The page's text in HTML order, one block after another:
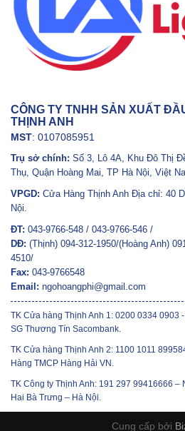
CÔNG TY TNHH SẢN XUẤT
THỊNH ANH
MST: 0107085951
Trụ sở chính: Số 3, Lô 4A, Khu Đô Thị
Thụ, Quận Hoàng Mai, TP Hà Nội, Việt
VPGD: Cửa Hàng Thịnh Anh Địa chỉ: 40
Nội.
ĐT: 043-9766-548 / 043-9766-546 /
DĐ: (Thịnh) 094-312-1950/(Hoàng Anh)
4510/
Fax: 043-9766548
Email: ngohoangphi@gmail.com
TK Cửa hàng Thịnh Anh 1: 0200 0334 0903
SG Thương Tín Sacombank.
TK Cửa hàng Thịnh Anh 2: 1100 1011
Hàng TMCP Hàng Hải VN.
TK Công ty Thịnh Anh: 191 297 99416666 –
Hai Bà Trưng – Hà Nội.
Cung cấp bởi